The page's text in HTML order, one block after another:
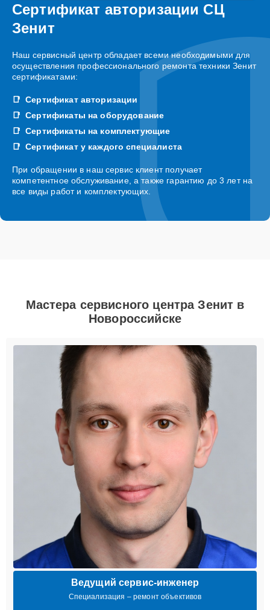
Сертификат авторизации СЦ
Зенит
Наш сервисный центр обладает всеми необходимыми для
осуществления профессионального ремонта техники Зенит
сертификатами:
Сертификат авторизации
Сертификаты на оборудование
Сертификаты на комплектующие
Сертификат у каждого специалиста
При обращении в наш сервис клиент получает
компетентное обслуживание, а также гарантию до 3 лет на
все виды работ и комплектующих.
Мастера сервисного центра Зенит в
Новороссийске
Ведущий сервис-инженер
Специализация – ремонт объективов